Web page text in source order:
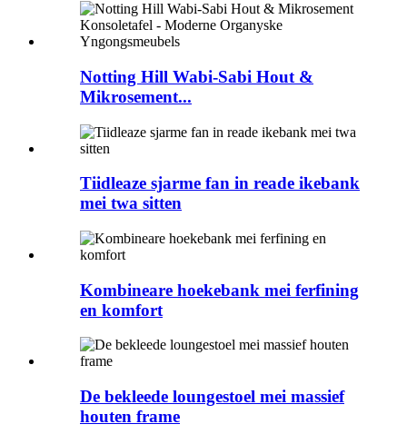
Notting Hill Wabi-Sabi Hout &
Mikrosement...
Tiidleaze sjarme fan in reade ikebank
mei twa sitten
Kombineare hoekebank mei ferfining
en komfort
De bekleede loungestoel mei massief
houten frame